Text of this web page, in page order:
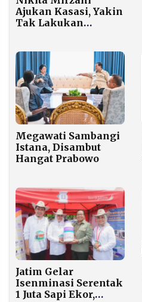
Ajukan Kasasi, Yakin
Tak Lakukan
Megawati Sambangi
Istana, Disambut
Hangat Prabowo
Jatim Gelar
Isenminasi Serentak
1 Juta Sapi Ekor,